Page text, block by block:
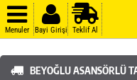
Menuler Bayi Girişi Teklif Al
BEYOĞLU ASANSÖRLÜ